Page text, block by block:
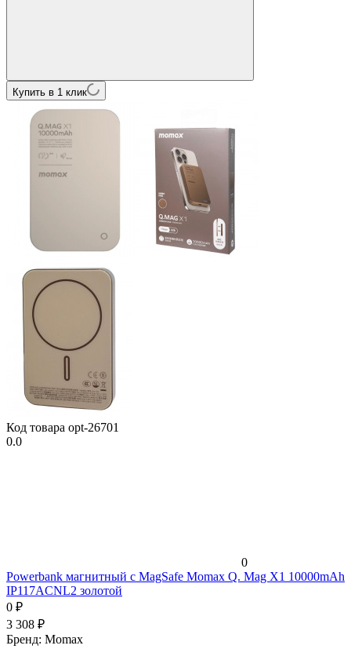
Купить в 1 клик
Код товара opt-26701
0.0
0
Powerbank магнитный с MagSafe Momax Q. Mag X1 10000mAh
IP117ACNL2 золотой
0 ₽
3 308 ₽
Бренд: Momax